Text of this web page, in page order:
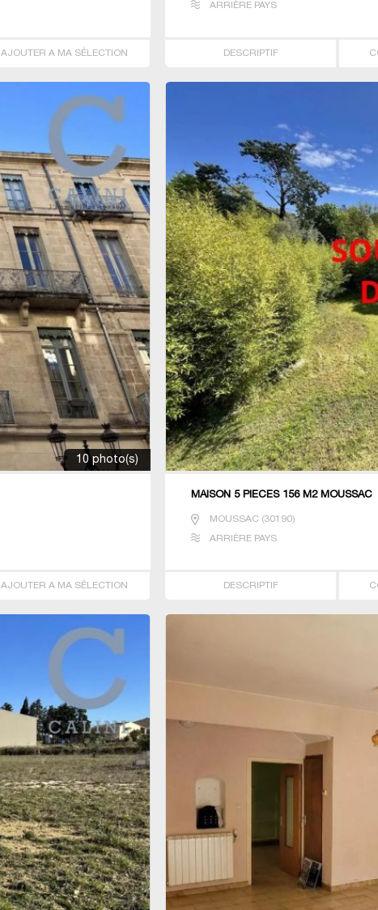
AJOUTER A MA SÉLECTION
ARRIÈRE PAYS
DESCRIPTIF
10 photo(s)
AJOUTER A MA SÉLECTION
MAISON 5 PIECES 156 M2 MOUSSAC
MOUSSAC (30190)
ARRIÈRE PAYS
DESCRIPTIF